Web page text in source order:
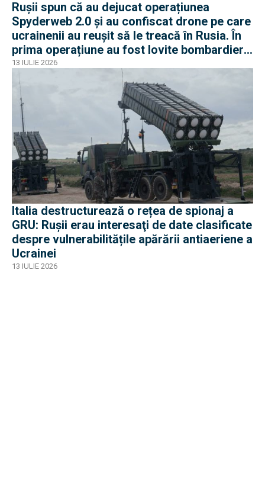
Rușii spun că au dejucat operațiunea
Spyderweb 2.0 și au confiscat drone pe care
ucrainenii au reușit să le treacă în Rusia. În
prima operațiune au fost lovite bombardiere
Tu-95 sau Tu-22M3
13 IULIE 2026
Italia destructurează o rețea de spionaj a
GRU: Ruşii erau interesaţi de date clasificate
despre vulnerabilitățile apărării antiaeriene a
Ucrainei
13 IULIE 2026